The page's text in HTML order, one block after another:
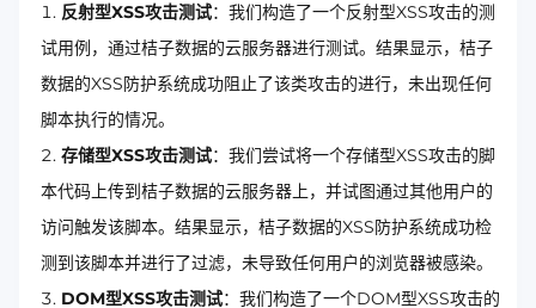
反射型XSS攻击测试：我们构造了一个反射型XSS攻击的测
试用例，通过桔子数据的云服务器进行测试。结果显示，桔子
数据的XSS防护系统成功阻止了该类攻击的进行，未出现任何
脚本执行的情况。
存储型XSS攻击测试：我们尝试将一个存储型XSS攻击的脚
本代码上传到桔子数据的云服务器上，并试图通过其他用户的
访问触发该脚本。结果显示，桔子数据的XSS防护系统成功检
测到该脚本并进行了过滤，未导致任何用户的浏览器被感染。
DOM型XSS攻击测试：我们构造了一个DOM型XSS攻击的